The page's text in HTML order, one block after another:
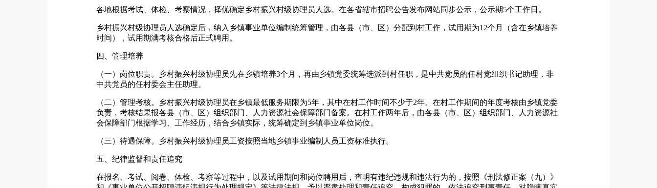
各地根据考试、体检、考察情况，择优确定乡村振兴村级协理员人选。在各省辖市招聘公告发布网站同步公示，公示期5个工作日。
乡村振兴村级协理员人选确定后，纳入乡镇事业单位编制统筹管理，由各县（市、区）分配到村工作，试用期为12个月（含在乡镇培养
时间），试用期满考核合格后正式聘用。
四、管理培养
（一）岗位职责。乡村振兴村级协理员先在乡镇培养3个月，再由乡镇党委统筹选派到村任职，是中共党员的任村党组织书记助理，非
中共党员的任村委会主任助理。
（二）管理考核。乡村振兴村级协理员在乡镇最低服务期限为5年，其中在村工作时间不少于2年。在村工作期间的年度考核由乡镇党委
负责，考核结果报各县（市、区）组织部门、人力资源社会保障部门备案。在村工作两年后，由各县（市、区）组织部门、人力资源社
会保障部门根据学习、工作经历，结合乡镇实际，统筹确定到乡镇事业单位岗位。
（三）待遇保障。乡村振兴村级协理员工资按照当地乡镇事业编制人员工资标准执行。
五、纪律监督和责任追究
在报名、考试、阅卷、体检、考察等过程中，以及试用期间和岗位聘用后，查明有违纪违规和违法行为的，按照《刑法修正案（九）》